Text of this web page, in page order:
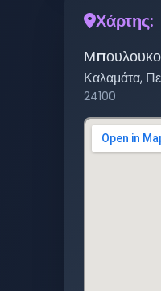
Χάρτης:
Καλαμάτα,
24100